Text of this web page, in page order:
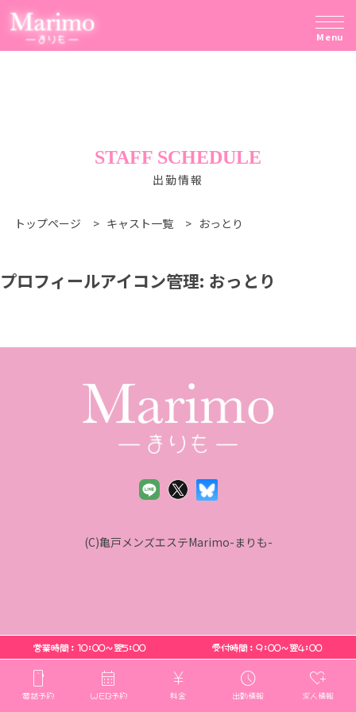
Menu
出勤情報
STAFF SCHEDULE
トップページ > キャスト一覧 > おっとり
プロフィールアイコン管理: おっとり
(C)亀戸メンズエステMarimo-まりも-
営業時間：10:00〜翌5:00 受付時間：9:00〜翌4:00
smartphone
電話予約
calendar_month
WEB予約
currency_yen
料金
schedule
出勤情報
heart_plus
求人情報